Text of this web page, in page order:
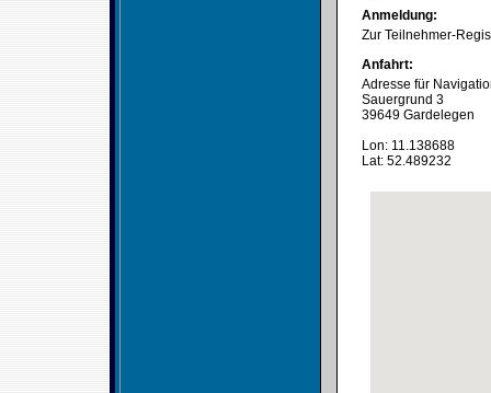
Anmeldung:
Zur Teilnehmer-
Anfahrt:
Adresse für
Sauergrund 3
39649 Gardelegen
Lon: 11.138688
Lat: 52.489232